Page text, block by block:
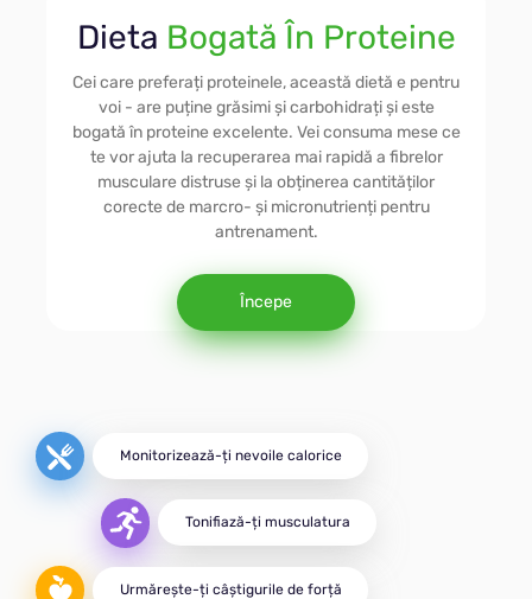
Fără Gluten
La Viteză
DASH
Activă
Înscrie-te
Dieta Bogată În Proteine
Cei care preferați proteinele, această dietă e pentru
voi - are puține grăsimi și carbohidrați și este
bogată în proteine excelente. Vei consuma mese ce
te vor ajuta la recuperarea mai rapidă a fibrelor
musculare distruse și la obținerea cantităților
corecte de marcro- și micronutrienți pentru
antrenament.
Începe
Monitorizează-ți nevoile calorice
Tonifiază-ți musculatura
Urmărește-ți câștigurile de forță